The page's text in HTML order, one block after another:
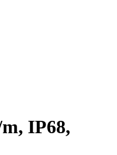
IP68,